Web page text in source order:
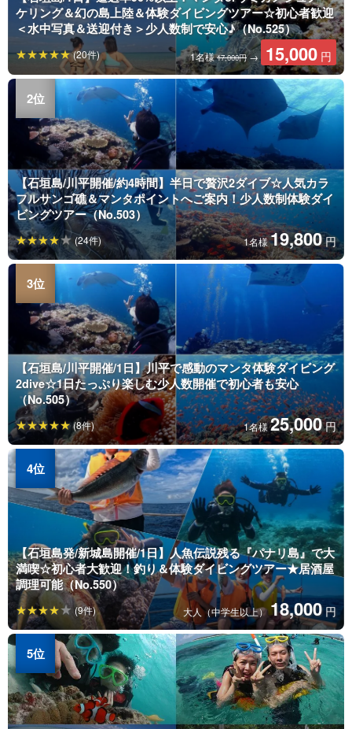
ケリング＆幻の島上陸＆体験ダイビングツアー☆初心者歓迎
＜水中写真＆送迎付き＞少人数制で安心♪（No.525）
1名様17,000円→ 15,000 円
(20件)
【石垣島/川平開催/約4時間】半日で贅沢2ダイブ☆人気カラ
フルサンゴ礁＆マンタポイントへご案内！少人数制体験ダイ
ビングツアー（No.503）
1名様19,800 円
(24件)
【石垣島/川平開催/1日】川平で感動のマンタ体験ダイビング
2dive☆1日たっぷり楽しむ少人数開催で初心者も安心
（No.505）
1名様25,000 円
(8件)
【石垣島発/新城島開催/1日】人魚伝説残る『パナリ島』で大
満喫☆初心者大歓迎！釣り＆体験ダイビングツアー★居酒屋
調理可能（No.550）
大人（中学生以上）18,000 円
(9件)